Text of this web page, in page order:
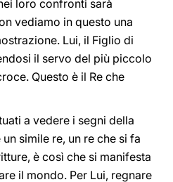
loro confronti sarà
vediamo in questo una
Lui, il Figlio di
il servo del più piccolo
Questo è il Re che
a vedere i segni della
simile re, un re che si fa
è così che si manifesta
il mondo. Per Lui, regnare